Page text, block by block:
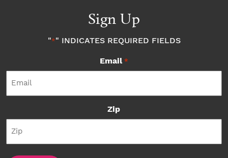
Sign Up
"*" INDICATES REQUIRED FIELDS
Email *
Zip